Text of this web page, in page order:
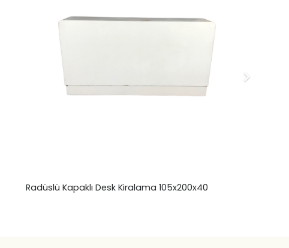
Radüslü Kapaklı Desk Kiralama 105x200x40